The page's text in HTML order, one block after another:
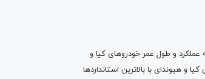
عملکرد و طول عمر خودروهای کیا و
هیوندای با بالاترین استانداردها